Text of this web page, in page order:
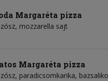
Margaréta pizza
mozzarella sajt
Margaréta pizza
paradicsomkarika